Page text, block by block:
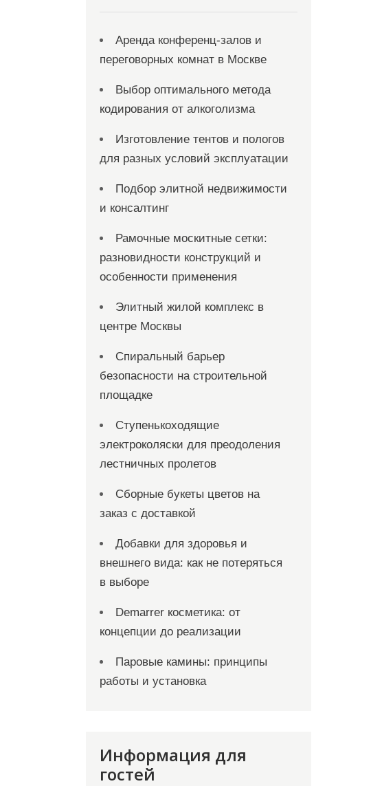
Аренда конференц-залов и
переговорных комнат в Москве
Выбор оптимального метода
кодирования от алкоголизма
Изготовление тентов и пологов
для разных условий эксплуатации
Подбор элитной недвижимости
и консалтинг
Рамочные москитные сетки:
разновидности конструкций и
особенности применения
Элитный жилой комплекс в
центре Москвы
Спиральный барьер
безопасности на строительной
площадке
Ступенькоходящие
электроколяски для преодоления
лестничных пролетов
Сборные букеты цветов на
заказ с доставкой
Добавки для здоровья и
внешнего вида: как не потеряться
в выборе
Demarrer косметика: от
концепции до реализации
Паровые камины: принципы
работы и установка
Информация для
гостей